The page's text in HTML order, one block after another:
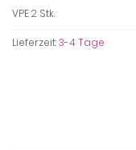
VPE 2 Stk.
Lieferzeit:3-4 Tage